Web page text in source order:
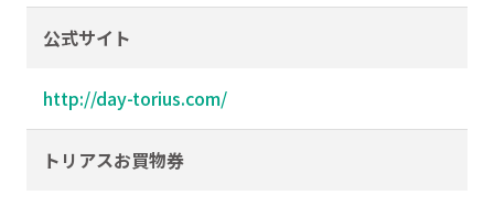
公式サイト
http://day-torius.com/
トリアスお買物券